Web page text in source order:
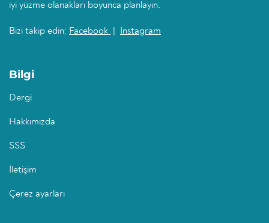
iyi yüzme olanakları boyunca planlayın.
Bizi takip edin: Facebook Instagram
Bilgi
Dergi
Hakkımızda
SSS
İletişim
Çerez ayarları